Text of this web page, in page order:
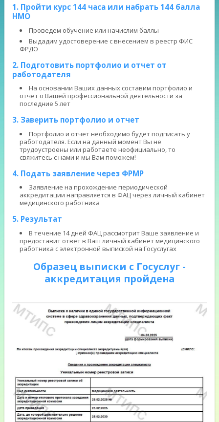
1. Пройти курс 144 часа или набрать 144 балла
НМО
Проведем обучение или начислим баллы
Выдадим удостоверение с внесением в реестр ФИС
ФРДО
2. Подготовить портфолио и отчет от
работодателя
На основании Ваших данных составим портфолио и
отчет о Вашей профессиональной деятельности за
последние 5 лет
3. Заверить портфолио и отчет
Портфолио и отчет необходимо будет подписать у
работодателя. Если на данный момент Вы не
трудоустроены или работаете неофициально, то
свяжитесь с нами и мы Вам поможем!
4. Подать заявление через ФРМР
Заявление на прохождение периодической
аккредитации направляется в ФАЦ через личный кабинет
медицинского работника
5. Результат
В течение 14 дней ФАЦ рассмотрит Ваше заявление и
предоставит ответ в Ваш личный кабинет медицинского
работника с электронной выпиской на Госуслугах
Образец выписки с Госуслуг -
аккредитация пройдена